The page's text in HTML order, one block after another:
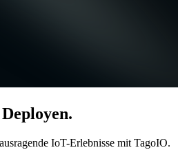
IoT-Erlebnisse mit TagoIO.